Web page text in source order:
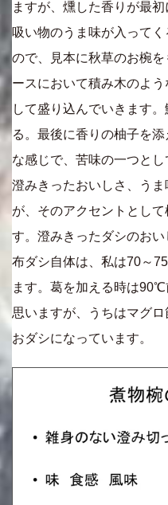
ますが、燻した香りが最
吸い物のうま味が入って
ので、見本に秋草のお椀
ースにおいて積み木のよ
して盛り込んでいきます
る。最後に香りの柚子を
な感じで、苦味の一つと
澄みきったおいしさ、う
が、そのアクセントとし
す。澄みきったダシのお
布ダシ自体は、私は70～
ます。葛を加える時は
思いますが、うちはマグ
おダシになっています。